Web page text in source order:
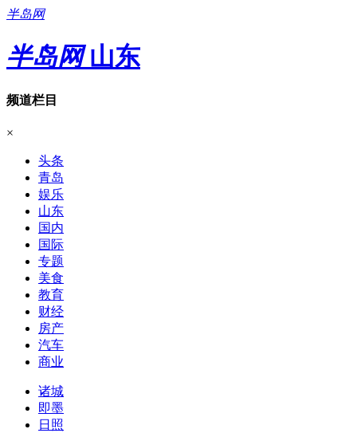
半岛网
半岛网山东
频道栏目
×
头条
青岛
娱乐
山东
国内
国际
专题
美食
教育
财经
房产
汽车
商业
诸城
即墨
日照